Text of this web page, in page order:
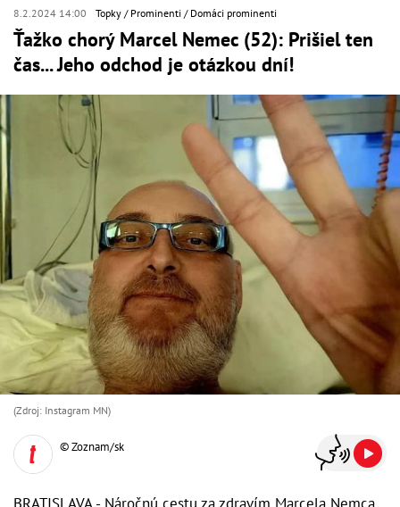
8.2.2024 14:00 Topky Prominenti Domáci prominenti
Ťažko chorý Marcel Nemec (52): Prišiel ten
čas... Jeho odchod je otázkou dní!
(Zdroj: Instagram MN)
© Zoznam/sk